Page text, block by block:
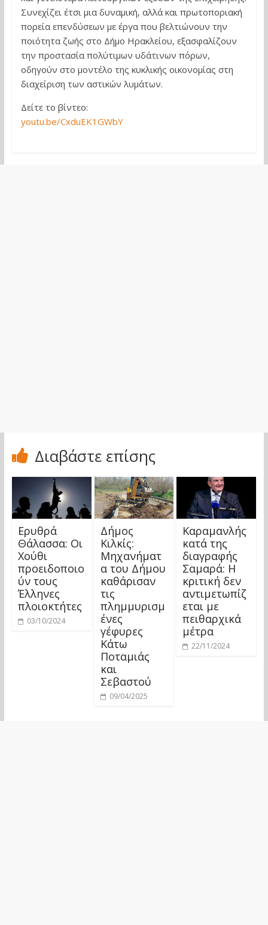
Συνεχίζει έτσι μια δυναμική, αλλά και πρωτοποριακή
πορεία επενδύσεων με έργα που βελτιώνουν την
ποιότητα ζωής στο Δήμο Ηρακλείου, εξασφαλίζουν
την προστασία πολύτιμων υδάτινων πόρων,
οδηγούν στο μοντέλο της κυκλικής οικονομίας στη
διαχείριση των αστικών λυμάτων.
Δείτε το βίντεο:
youtu.be/CxduEK1GWbY
Διαβάστε επίσης
Ερυθρά
Θάλασσα: Οι
Χούθι
προειδοποιο
ύν τους
Έλληνες
πλοιοκτήτες
03/10/2024
Δήμος
Κιλκίς:
Μηχανήματ
α του Δήμου
καθάρισαν
τις
πλημμυρισμ
ένες
γέφυρες
Κάτω
Ποταμιάς
και
Σεβαστού
09/04/2025
Καραμανλής
κατά της
διαγραφής
Σαμαρά: Η
κριτική δεν
αντιμετωπίζ
εται με
πειθαρχικά
μέτρα
22/11/2024